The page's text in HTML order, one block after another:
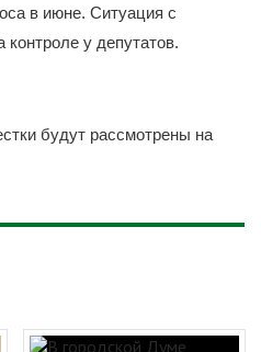
в июне. Ситуация с
у депутатов.
будут рассмотрены на